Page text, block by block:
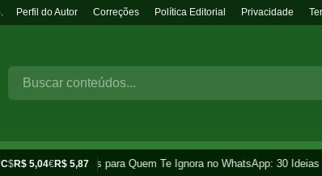
Perfil do Autor Correções Política Editorial Privacidade
$R$ 5,04€R$ 5,87
Frases para Quem Te Ignora no WhatsApp: 30 Ideias